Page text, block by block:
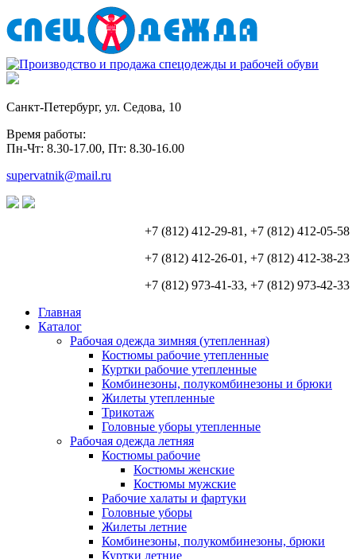
Санкт-Петербург, ул. Седова, 10
Время работы:
Пн-Чт: 8.30-17.00, Пт: 8.30-16.00
supervatnik@mail.ru
+7 (812) 412-29-81, +7 (812) 412-05-58
+7 (812) 412-26-01, +7 (812) 412-38-23
+7 (812) 973-41-33, +7 (812) 973-42-33
Главная
Каталог
Рабочая одежда зимняя (утепленная)
Костюмы рабочие утепленные
Куртки рабочие утепленные
Комбинезоны, полукомбинезоны и брюки
Жилеты утепленные
Трикотаж
Головные уборы утепленные
Рабочая одежда летняя
Костюмы рабочие
Костюмы женские
Костюмы мужские
Рабочие халаты и фартуки
Головные уборы
Жилеты летние
Комбинезоны, полукомбинезоны, брюки
Куртки летние